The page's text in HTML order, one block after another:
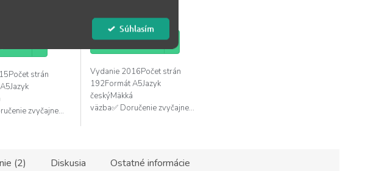
Súhlasím
strán
zvyčajne...
13,95 €
DO KOŠÍKA
Vydanie 2016Počet strán
192Formát A5Jazyk
českýMäkká
väzba✅ Doručenie zvyčajne...
(2) Diskusia Ostatné informácie